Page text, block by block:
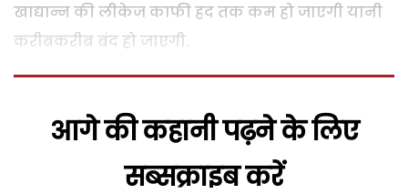
खाद्यान्न की लीकेज काफी हद तक कम हो जाएगी यानी
करीबकरीब बंद हो जाएगी.
आगे की कहानी पढ़ने के लिए
सब्सक्राइब करें